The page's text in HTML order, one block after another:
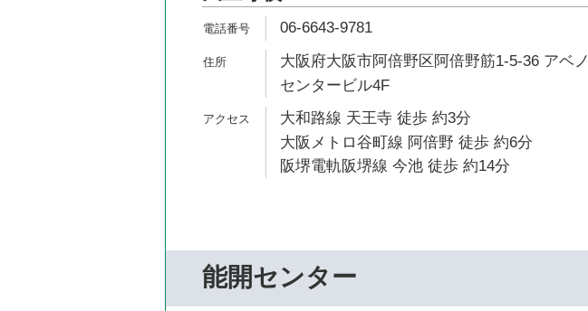
06-6643-9781
大阪府大阪市阿倍野区阿倍野筋1-5-36 アベノ
センタービル4F
大和路線 天王寺 徒歩 約3分
大阪メトロ谷町線 阿倍野 徒歩 約6分
阪堺電軌阪堺線 今池 徒歩 約14分
能開センター